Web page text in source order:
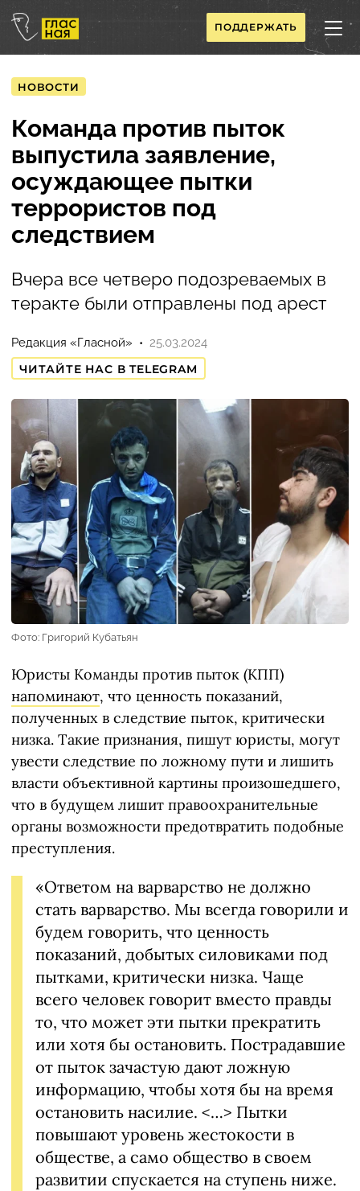
ПОДДЕРЖАТЬ
НОВОСТИ
Команда против пыток
выпустила заявление,
осуждающее пытки
террористов под
следствием
Вчера все четверо подозреваемых в
теракте были отправлены под арест
Редакция «Гласной»
25.03.2024
ЧИТАЙТЕ НАС В TELEGRAM
Фото: Григорий Кубатьян
Юристы Команды против пыток (КПП)
напоминают, что ценность показаний,
полученных в следствие пыток, критически
низка. Такие признания, пишут юристы, могут
увести следствие по ложному пути и лишить
власти объективной картины произошедшего,
что в будущем лишит правоохранительные
органы возможности предотвратить подобные
преступления.
«Ответом на варварство не должно
стать варварство. Мы всегда говорили и
будем говорить, что ценность
показаний, добытых силовиками под
пытками, критически низка. Чаще
всего человек говорит вместо правды
то, что может эти пытки прекратить
или хотя бы остановить. Пострадавшие
от пыток зачастую дают ложную
информацию, чтобы хотя бы на время
остановить насилие. <…> Пытки
повышают уровень жестокости в
обществе, а само общество в своем
развитии спускается на ступень ниже.